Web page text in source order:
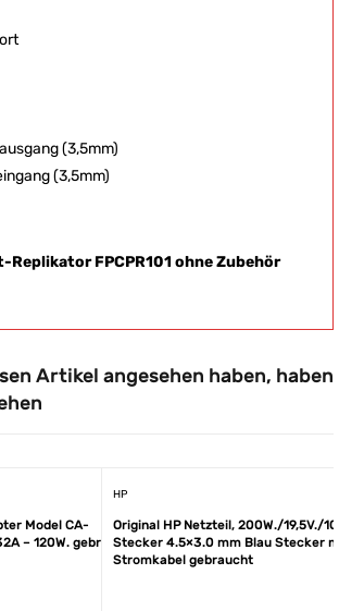
(3,5mm)
(3,5mm)
Replikator FPCPR101 ohne Zubehör
Artikel angesehen haben, haben
Model CA-
– 120W. gebraucht
HP
Original HP Netzteil, 200W./19,5V./
Stecker 4.5×3.0 mm Blau Stecker
Stromkabel gebraucht